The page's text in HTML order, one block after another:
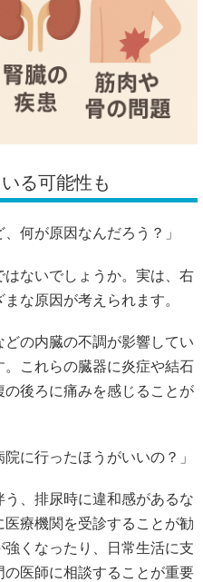
いる可能性も
何が原因 なんだろう？」
はないでしょう か。 実は、 右
ま な原因 が考え られます。
どの内臓の不調が影響してい
これらの臓器に炎症や結石
の後ろに痛みを感じる こと が
院に行ったほうがいいの？」
う、 排尿時に違和感があるな
医療機関 を受診する こと が勧
強 く なったり、 日常生活に支
の医師に相談する こと が重要